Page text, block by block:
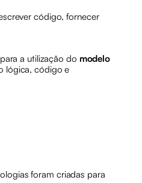
código, fornecer
a utilização do modelo
lógica, código e
foram criadas para